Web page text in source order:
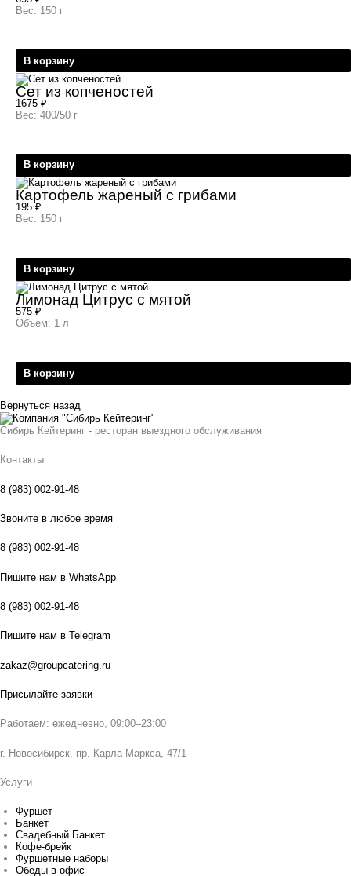
Вес: 150 г
В корзину
Сет из копченостей
1675 ₽
Вес: 400/50 г
В корзину
Картофель жареный с грибами
195₽
Вес: 150 г
В корзину
Лимонад Цитрус с мятой
575 ₽
Объем: 1 л
В корзину
Вернуться назад
Сибирь Кейтеринг - ресторан выездного обслуживания
Контакты
8 (983) 002-91-48
Звоните в любое время
8 (983) 002-91-48
Пишите нам в WhatsApp
8 (983) 002-91-48
Пишите нам в Telegram
zakaz@groupcatering.ru
Присылайте заявки
Работаем: ежедневно, 09:00–23:00
г. Новосибирск, пр. Карла Маркса, 47/1
Услуги
Фуршет
Банкет
Свадебный Банкет
Кофе-брейк
Фуршетные наборы
Обеды в офис